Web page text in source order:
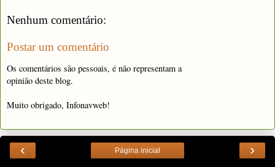
Nenhum comentário:
Postar um comentário
Os comentários são pessoais, é não representam a
opinião deste blog.
Muito obrigado, Infonavweb!
‹ ›
Página inicial